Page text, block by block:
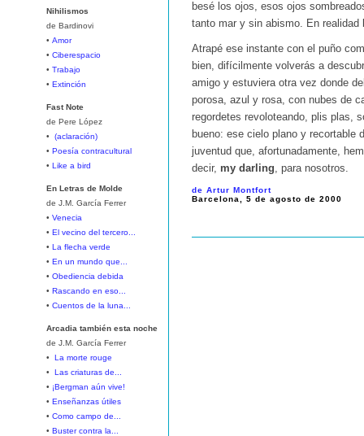
Nihilismos
de Bardinovi
• Amor
• Ciberespacio
• Trabajo
• Extinción
Fast Note
de Pere López
•
(aclaración)
• Poesía contracultural
• Like a bird
En Letras de Molde
de J.M. García Ferrer
• Venecia
• El vecino del tercero...
• La flecha verde
• En un mundo que...
• Obediencia debida
• Rascando en eso...
• Cuentos de la luna...
Arcadia también esta noche
de J.M. García Ferrer
•
La morte rouge
•
Las criaturas de...
• ¡Bergman aún vive!
• Enseñanzas útiles
• Como campo de...
• Buster contra la...
besé los ojos, esos ojos
tanto mar y sin abismo. En
Atrapé ese instante con el puño
bien, difícilmente volverás a
amigo y estuviera otra vez donde
porosa, azul y rosa, con nubes de
regordetes revoloteando, plis plas,
bueno: ese cielo plano y
juventud que, afortunadamente,
decir, my darling, para nosotros.
de Artur Montfort
Barcelona, 5 de agosto de 2000